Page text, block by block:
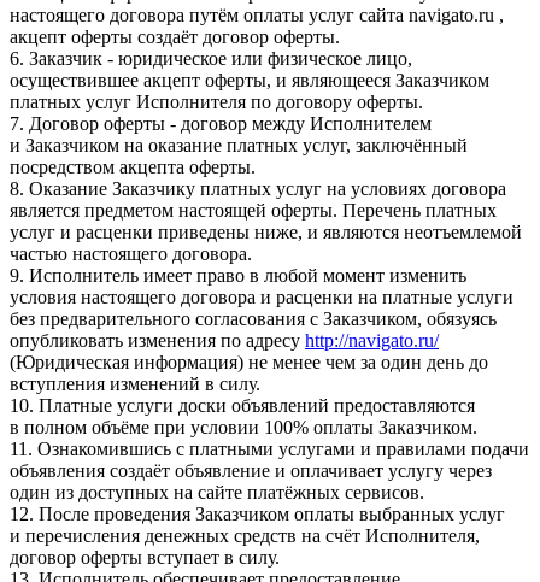
настоящего договора путём оплаты услуг сайта navigato.ru ,
акцепт оферты создаёт договор оферты.
6. Заказчик - юридическое или физическое лицо,
осуществившее акцепт оферты, и являющееся Заказчиком
платных услуг Исполнителя по договору оферты.
7. Договор оферты - договор между Исполнителем
и Заказчиком на оказание платных услуг, заключённый
посредством акцепта оферты.
8. Оказание Заказчику платных услуг на условиях договора
является предметом настоящей оферты. Перечень платных
услуг и расценки приведены ниже, и являются неотъемлемой
частью настоящего договора.
9. Исполнитель имеет право в любой момент изменить
условия настоящего договора и расценки на платные услуги
без предварительного согласования с Заказчиком, обязуясь
опубликовать изменения по адресу http://navigato.ru/
(Юридическая информация) не менее чем за один день до
вступления изменений в силу.
10. Платные услуги доски объявлений предоставляются
в полном объёме при условии 100% оплаты Заказчиком.
11. Ознакомившись с платными услугами и правилами подачи
объявления создаёт объявление и оплачивает услугу через
один из доступных на сайте платёжных сервисов.
12. После проведения Заказчиком оплаты выбранных услуг
и перечисления денежных средств на счёт Исполнителя,
договор оферты вступает в силу.